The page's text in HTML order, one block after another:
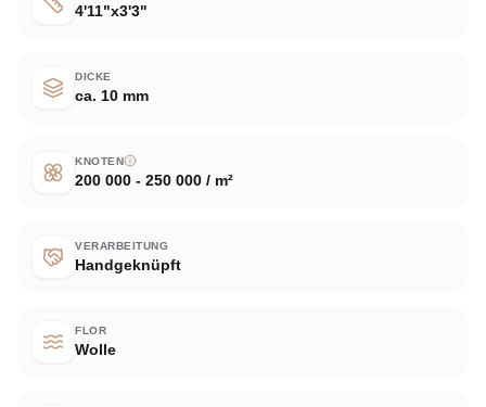
4'11"x3'3"
DICKE
ca. 10 mm
KNOTEN
200 000 - 250 000 / m²
VERARBEITUNG
Handgeknüpft
FLOR
Wolle